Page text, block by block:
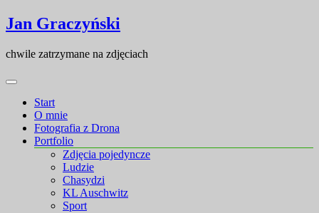
Skip
to
Skip
to
Jan Graczyński
chwile zatrzymane na zdjęciach
Start
O mnie
Fotografia z Drona
Portfolio
Zdjęcia pojedyncze
Ludzie
Chasydzi
KL Auschwitz
Sport